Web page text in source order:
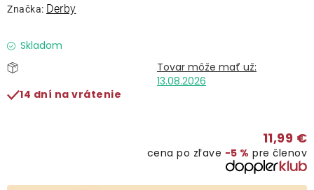
Lehátka
Dáždniky
Kolekcia
Značka: Derby
Skladom
13.08.2026
14 dní na vrátenie
11,99 €
cena po zľave −5 % pre členov